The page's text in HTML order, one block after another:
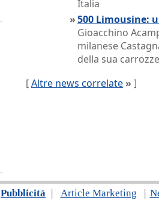
Italia
»500 Limousine:
Gioacchino
milanese
della sua
[Altre news correlate » ]
Pubblicità | Article Marketing |